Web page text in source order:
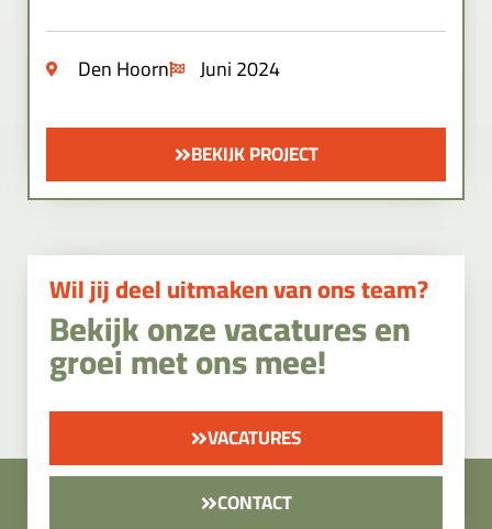
Den Hoorn Juni 2024
BEKIJK PROJECT
Wil jij deel uitmaken van ons team?
Bekijk onze vacatures en
groei met ons mee!
VACATURES
CONTACT